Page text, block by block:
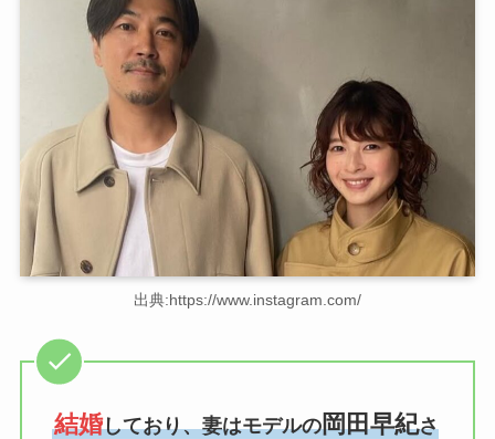
出典:https://www.instagram.com/
結婚しており、妻はモデルの岡田早紀さ